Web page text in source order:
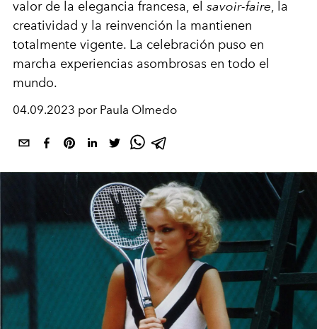
valor de la elegancia francesa, el savoir-faire, la
creatividad y la reinvención la mantienen
totalmente vigente. La celebración puso en
marcha experiencias asombrosas en todo el
mundo.
04.09.2023 por Paula Olmedo